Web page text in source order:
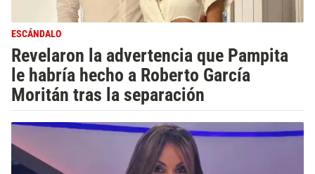
ESCÁNDALO
Revelaron la advertencia que Pampita
le habría hecho a Roberto García
Moritán tras la separación